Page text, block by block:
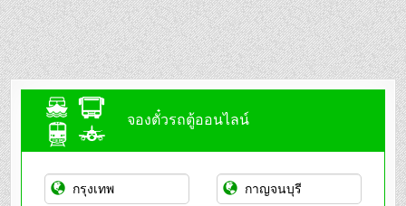
จองตั๋วรถตู้ออนไลน์